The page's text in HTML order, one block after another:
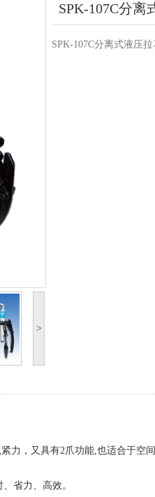
>
SPK-107C分离
SPK-107C分离式液压
力，又具有2爪功能,也适合于空
省力、高效。